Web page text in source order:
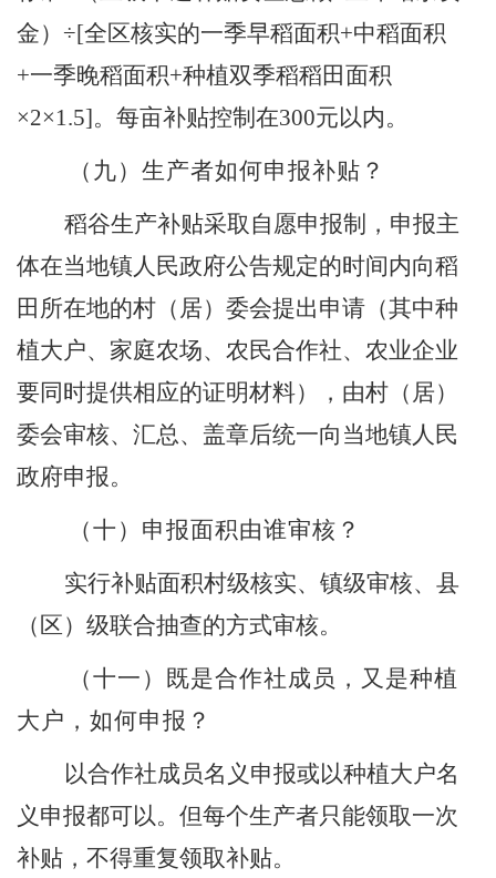
金） ÷[全区核实的一季早稻面积+中稻面积
+一季晚稻面积+种植双季稻稻田面积
×2×1.5]。每亩补贴控制在300元以内。
（九） 生产者如何申报补贴？
稻谷生产补贴采取自愿申报制，申报主
体在当地镇人民政府公告规定的时间内向稻
田所在地的村（居）委会提出申请（其中种
植大户、家庭农场、农民合作社、农业企业
要同时提供相应的证明材料），由村（居）
委会审核、汇总、盖章后统一向当地镇人民
政府申报。
（十） 申报面积由谁审核？
实行补贴面积村级核实、镇级审核、县
（ 区） 级联合抽查的方式审核。
（十一）
既是合作社成员，又是种植
大户，如何申报 ？
以合作社成员名义申报或以种植大户名
义申报都可以。但每个生产者只能领取一次
补贴，不得重复领取补贴。